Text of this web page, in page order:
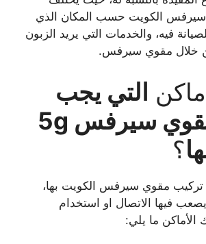
سيرفس الكويت حسب المكان الذي
فيه، والخدمات التي يريد الزبون
خلال مقوي سيرفس.
التي يجب
تركيب مقوي سيرفس 5g
؟
مقوي سيرفس الكويت بها،
يصعب فيها الاتصال او استخدام
الأماكن ما يلي: